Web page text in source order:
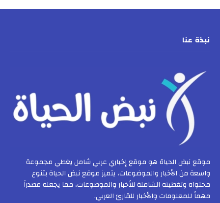
نبذة عنا
موقع نبض الحياة هو موقع إخباري عربي شامل يغطي مجموعة
واسعة من الأخبار والموضوعات، يتميز موقع نبض الحياة بتنوع
محتواه وتغطيته الشاملة للأخبار والموضوعات، مما يجعله مصدراً
مهماً للمعلومات والأخبار للقارئ العربي.